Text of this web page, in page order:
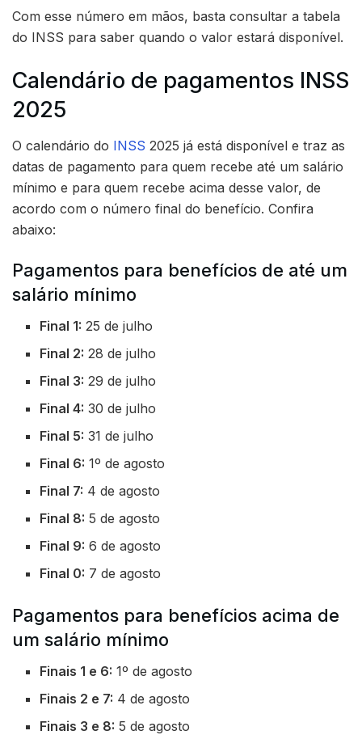
Com esse número em mãos, basta consultar a tabela
do INSS para saber quando o valor estará disponível.
Calendário de pagamentos INSS
2025
O calendário do INSS 2025 já está disponível e traz as
datas de pagamento para quem recebe até um salário
mínimo e para quem recebe acima desse valor, de
acordo com o número final do benefício. Confira
abaixo:
Pagamentos para benefícios de até um
salário mínimo
Final 1: 25 de julho
Final 2: 28 de julho
Final 3: 29 de julho
Final 4: 30 de julho
Final 5: 31 de julho
Final 6: 1º de agosto
Final 7: 4 de agosto
Final 8: 5 de agosto
Final 9: 6 de agosto
Final 0: 7 de agosto
Pagamentos para benefícios acima de
um salário mínimo
Finais 1 e 6: 1º de agosto
Finais 2 e 7: 4 de agosto
Finais 3 e 8: 5 de agosto